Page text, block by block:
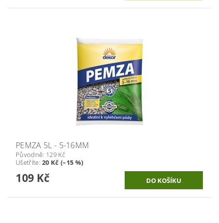
PEMZA 5L - 5-16MM
Původně: 129 Kč
Ušetříte:20 Kč (–15 %)
109 Kč